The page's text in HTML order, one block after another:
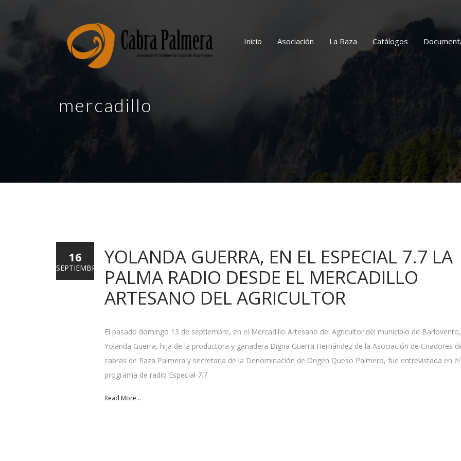
Inicio Asociación La Raza Catálogos
mercadillo
YOLANDA GUERRA, EN EL ESPECIAL 7.7 LA
PALMA RADIO DESDE EL MERCADILLO
ARTESANO DEL AGRICULTOR
El pasado domingo 13 de septiembre, en el Mercadillo Artesano del Agricultor del municipio de Barlovento,
Yolanda Guerra, hija de la productora y ganadera Digna Guerra Hernández de la Asociación de Criadores
cabras de Raza Palmera y secretaria de la Denominación de Origen Queso Palmero, fue entrevistada en el
programa de radio Especial 7.7
Read More...
16
SEPTIEMBRE